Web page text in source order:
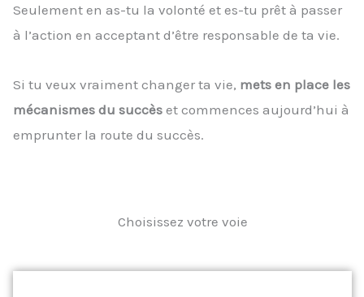
Seulement en as-tu la volonté et es-tu prêt à passer
à l’action en acceptant d’être responsable de ta vie.
Si tu veux vraiment changer ta vie, mets en place les
mécanismes du succès et commences aujourd’hui à
emprunter la route du succès.
Choisissez votre voie